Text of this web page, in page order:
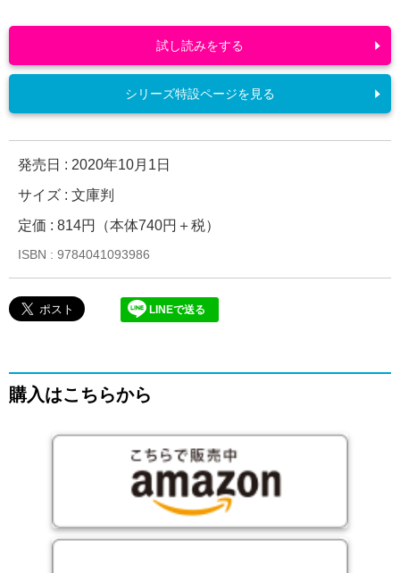
発売日 : 2020年10月1日
サイズ : 文庫判
定価 : 814円（本体740円＋税）
ISBN : 9784041093986
LINEで送る
試し読みをする
シリーズ特設ページを見る
購入はこちらから